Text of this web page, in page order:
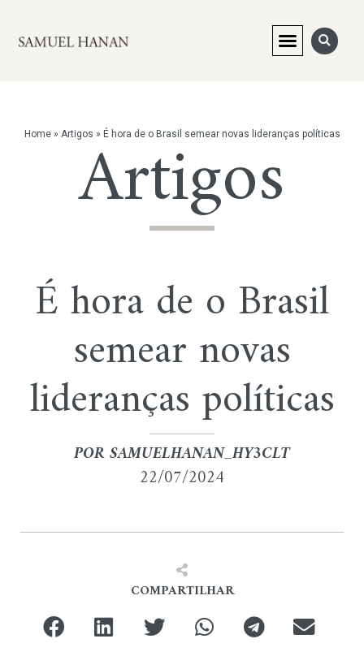
Home» Artigos » É hora de o Brasil semear novas lideranças políticas
Artigos
É hora de o Brasil
semear novas
lideranças políticas
PORSAMUELHANAN_HY3CLT
22/07/2024
COMPARTILHAR